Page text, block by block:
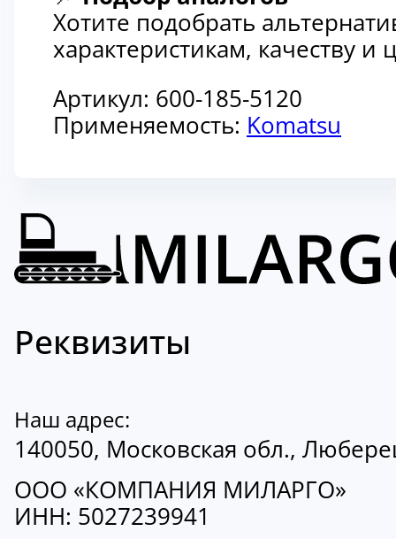
Хотите подобрать
характеристикам, качеству
Артикул: 600-185-5120
Применяемость: Komatsu
Реквизиты
Наш адрес:
140050, Московская обл.,
ООО «КОМПАНИЯ МИЛАРГО»
ИНН: 5027239941